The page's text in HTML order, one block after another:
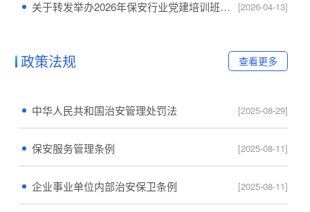
关于转发举办2026年保安行业党建培训班的通知 [2026-04-13]
政策法规 查看更多
中华人民共和国治安管理处罚法 [2025-08-29]
保安服务管理条例 [2025-08-11]
企业事业单位内部治安保卫条例 [2025-08-11]